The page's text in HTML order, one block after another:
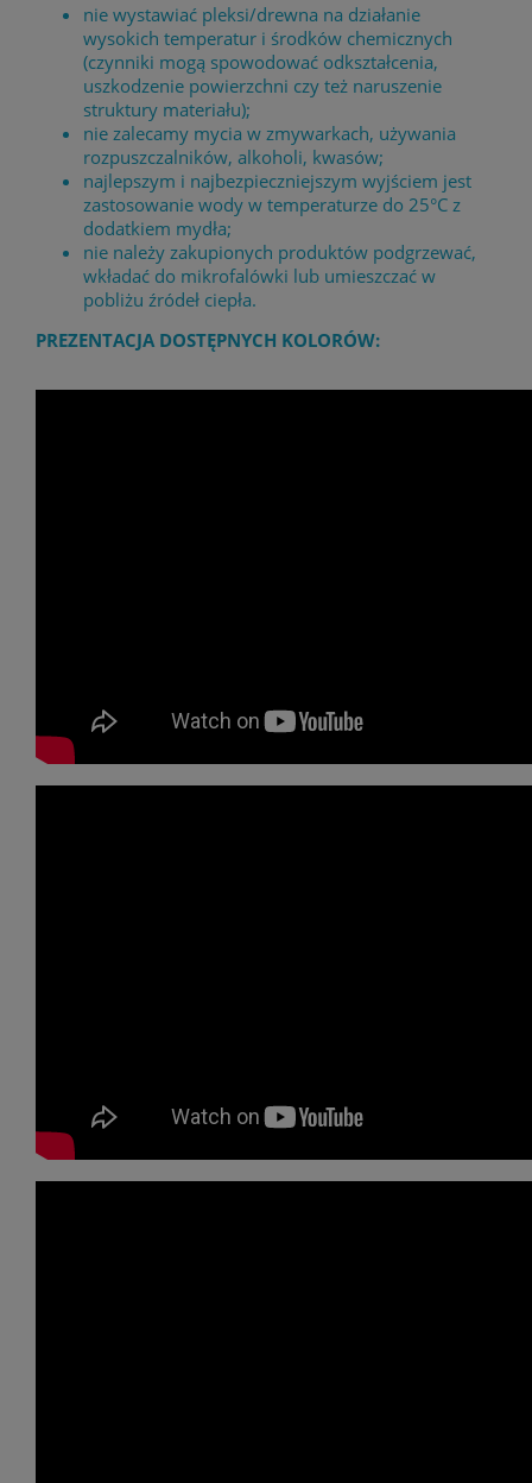
nie wystawiać pleksi/drewna na działanie
wysokich temperatur i środków chemicznych
(czynniki mogą spowodować odkształcenia,
uszkodzenie powierzchni czy też naruszenie
struktury materiału);
nie zalecamy mycia w zmywarkach, używania
rozpuszczalników, alkoholi, kwasów;
najlepszym i najbezpieczniejszym wyjściem jest
zastosowanie wody w temperaturze do 25°C z
dodatkiem mydła;
nie należy zakupionych produktów podgrzewać,
wkładać do mikrofalówki lub umieszczać w
pobliżu źródeł ciepła.
PREZENTACJA DOSTĘPNYCH KOLORÓW: